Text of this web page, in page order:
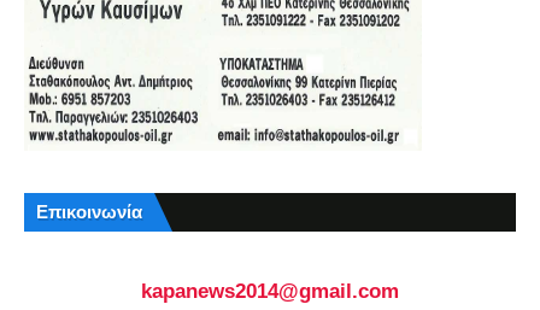
Επικοινωνία
kapanews2014@gmail.com